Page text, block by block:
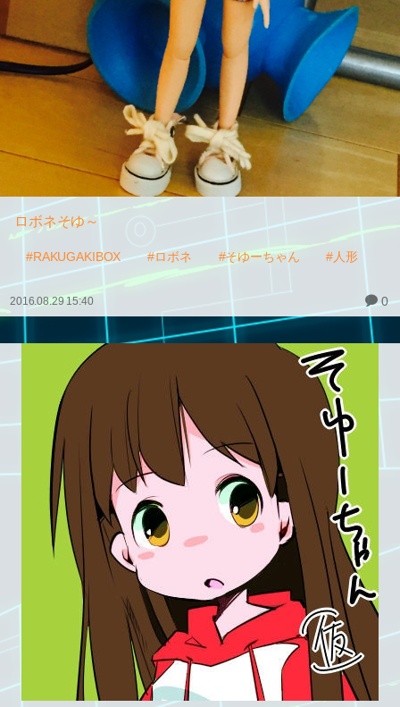
ロボネそゆ～
#RAKUGAKIBOX #ロボネ #そゆーちゃん #人形
2016.08.29 15:40 0